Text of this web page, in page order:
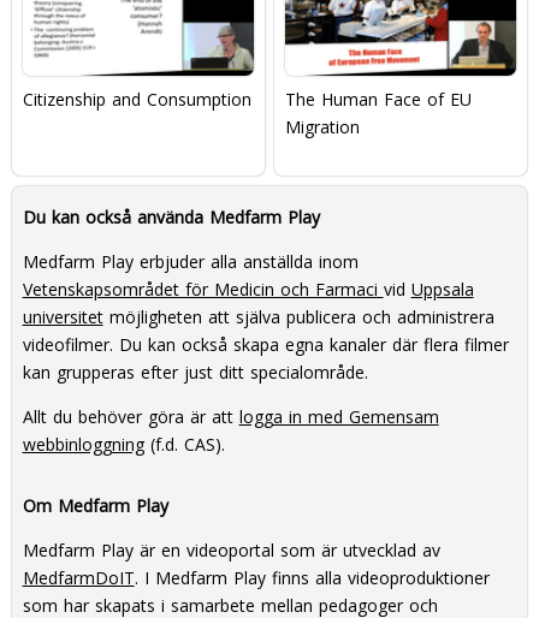
Citizenship and Consumption
The Human Face of EU
Migration
Du kan också använda Medfarm Play
Medfarm Play erbjuder alla anställda inom
Vetenskapsområdet för Medicin och Farmaci vid Uppsala
universitetmöjligheten att själva publicera och administrera
videofilmer. Du kan också skapa egna kanaler där flera filmer
kan grupperas efter just ditt specialområde.
Allt du behöver göra är att logga in med Gemensam
webbinloggning(f.d. CAS).
Om Medfarm Play
Medfarm Play är en videoportal som är utvecklad av
MedfarmDoIT. I Medfarm Play finns alla videoproduktioner
som har skapats i samarbete mellan pedagoger och